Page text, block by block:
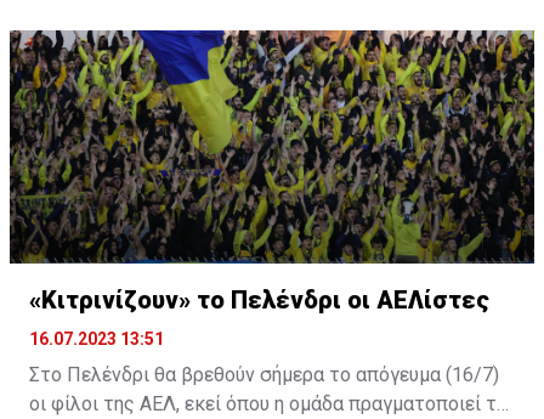
«Κιτρινίζουν» το Πελένδρι οι ΑΕΛίστες
16.07.2023 13:51
Στο Πελένδρι θα βρεθούν σήμερα το απόγευμα (16/7)
οι φίλοι της ΑΕΛ, εκεί όπου η ομάδα πραγματοποιεί το